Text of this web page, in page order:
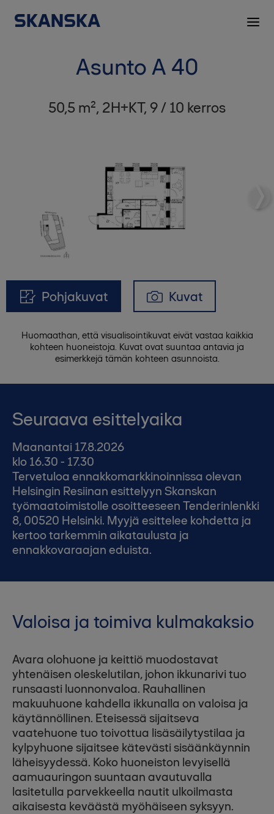
Asunto A 40
50,5 m², 2H+KT, 9 / 10 kerros
Pohjakuvat Kuvat
Huomaathan, että visualisointikuvat eivät vastaa kaikkia
kohteen huoneistoja. Kuvat ovat suuntaa antavia ja
esimerkkejä tämän kohteen asunnoista.
Seuraava esittelyaika
Maanantai 17.8.2026
klo 16.30 - 17.30
Tervetuloa ennakkomarkkinoinnissa olevan
Helsingin Resiinan esittelyyn Skanskan
työmaatoimistolle osoitteeseen Tenderinlenkki
8, 00520 Helsinki. Myyjä esittelee kohdetta ja
kertoo tarkemmin aikataulusta ja
ennakkovaraajan eduista.
Valoisa ja toimiva kulmakaksio
Avara olohuone ja keittiö muodostavat
yhtenäisen oleskelutilan, johon ikkunarivi tuo
runsaasti luonnonvaloa. Rauhallinen
makuuhuone kahdella ikkunalla on valoisa ja
käytännöllinen. Eteisessä sijaitseva
vaatehuone tuo toivottua lisäsäilytystilaa ja
kylpyhuone sijaitsee kätevästi sisäänkäynnin
läheisyydessä. Koko huoneiston levyisellä
aamuauringon suuntaan avautuvalla
lasitetulla parvekkeella nautit ulkoilmasta
aikaisesta keväästä myöhäiseen syksyyn.